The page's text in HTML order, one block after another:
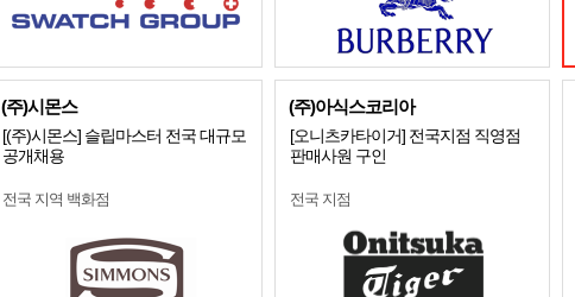
(주)시몬스
[(주)시몬스] 슬립마스터 전국 대규모
공개채용
전국 지역 백화점
(주)아식스코리아
[오니츠카타이거] 전국지점 직영점
판매사원 구인
전국 지점